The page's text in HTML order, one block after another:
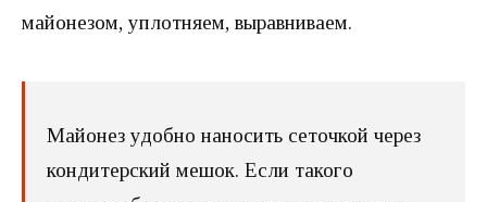
майонезом, уплотняем, выравниваем.
Майонез удобно наносить сеточкой через
кондитерский мешок. Если такого